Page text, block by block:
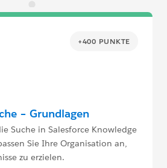
+400 PUNKTE
– Grundlagen
Suche in Salesforce Knowledge
Sie Ihre Organisation an,
zu erzielen.